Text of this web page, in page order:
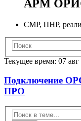
АРМ
СМР, ПНР,
Текущее время: 07
Подключение
ПРО